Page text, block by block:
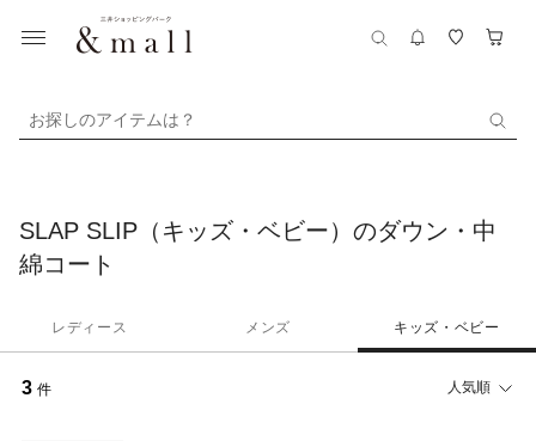
お探しのアイテムは？
SLAP SLIP（キッズ・ベビー）のダウン・中
綿コート
レディース メンズ キッズ・ベビー
3 件 人気順